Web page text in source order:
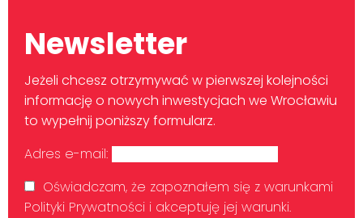
Newsletter
Jeżeli chcesz otrzymywać w pierwszej kolejności
informację o nowych inwestycjach we Wrocławiu
to wypełnij poniższy formularz.
Adres e-mail:
Oświadczam, że zapoznałem się z warunkami
Polityki Prywatności i akceptuję jej warunki.